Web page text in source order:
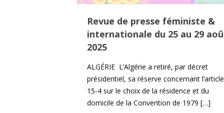
Revue de presse féministe &
internationale du 25 au 29
2025
ALGÉRIE L’Algérie a retiré, par décret
présidentiel, sa réserve concernant l’article
15-4 sur le choix de la résidence et du
domicile de la Convention de 1979 […]